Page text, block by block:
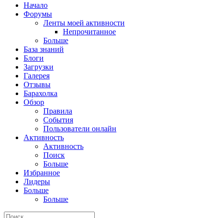
Начало
Форумы
Ленты моей активности
Непрочитанное
Больше
База знаний
Блоги
Загрузки
Галерея
Отзывы
Барахолка
Обзор
Правила
События
Пользователи онлайн
Активность
Активность
Поиск
Больше
Избранное
Лидеры
Больше
Больше